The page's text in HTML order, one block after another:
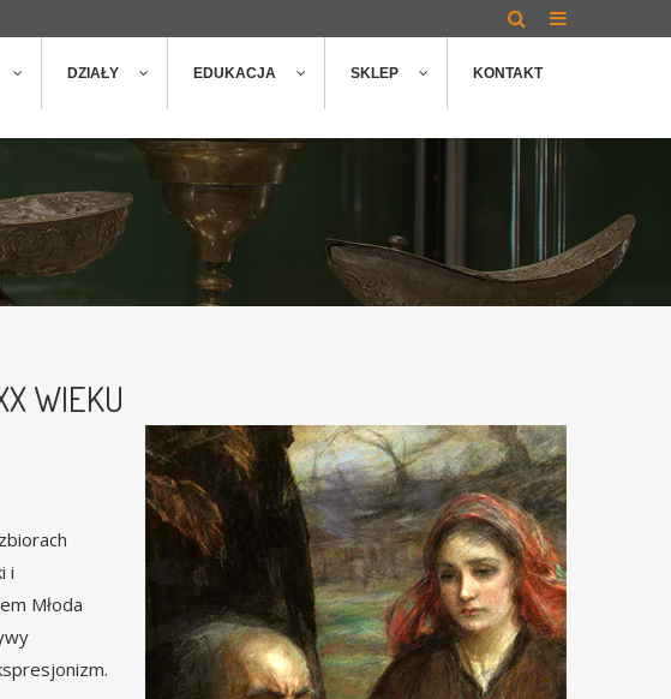
DZIAŁY EDUKACJA SKLEP KONTAKT
WIEKU
i
Młoda